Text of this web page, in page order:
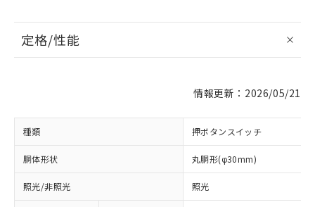
定格/性能
情報更新：2026/05/21
種類 押ボタンスイッチ
胴体形状 丸胴形(φ30mm)
照光/非照光 照光